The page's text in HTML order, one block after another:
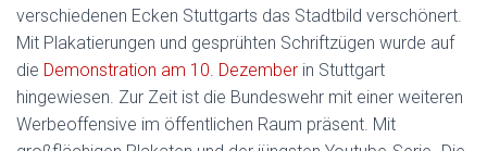
verschiedenen Ecken Stuttgarts das Stadtbild verschönert.
Mit Plakatierungen und gesprühten Schriftzügen wurde auf
die Demonstration am 10. Dezember in Stuttgart
hingewiesen. Zur Zeit ist die Bundeswehr mit einer weiteren
Werbeoffensive im öffentlichen Raum präsent. Mit